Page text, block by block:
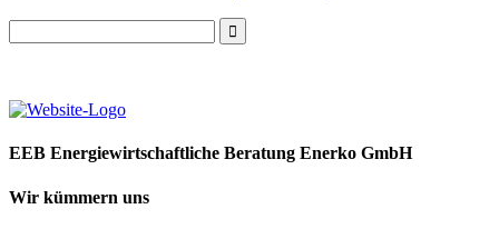
Search
for:
EEB Energiewirtschaftliche Beratung Enerko GmbH
Wir kümmern uns